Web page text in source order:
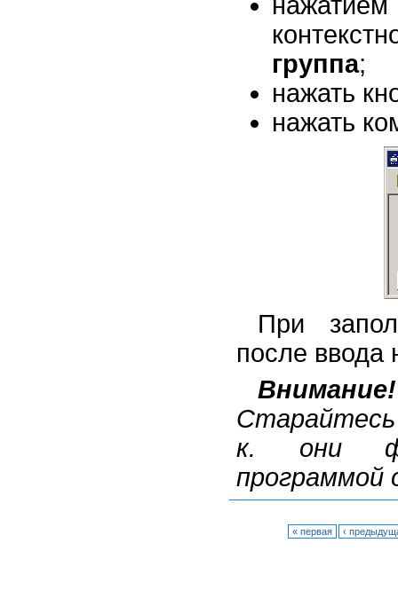
группа;
нажать
нажать
При
после
Внимание!
Старайтесь
к. они
программой
« первая ‹